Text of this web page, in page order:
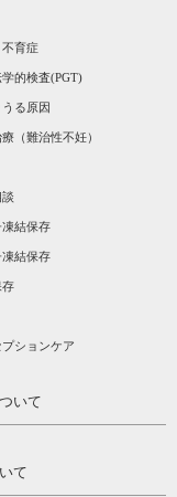
育症
的検査(PGT)
る原因
（難治性不妊）
結保存
凍結保存
存
ションケア
いて
て